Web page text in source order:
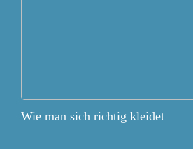
Wie man sich richtig kleidet